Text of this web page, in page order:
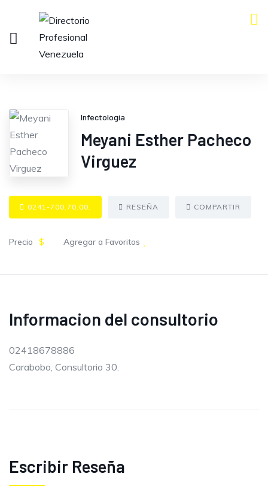
Infectología
Meyani Esther Pacheco
Virguez
0241-700.70.00. RESEÑA COMPARTIR
Precio $ Agregar a Favoritos
Informacion del consultorio
02418678886
Carabobo, Consultorio 30.
Escribir Reseña